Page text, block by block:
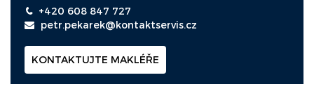
+420 608 847 727
petr.pekarek@kontaktservis.cz
KONTAKTUJTE MAKLÉŘE